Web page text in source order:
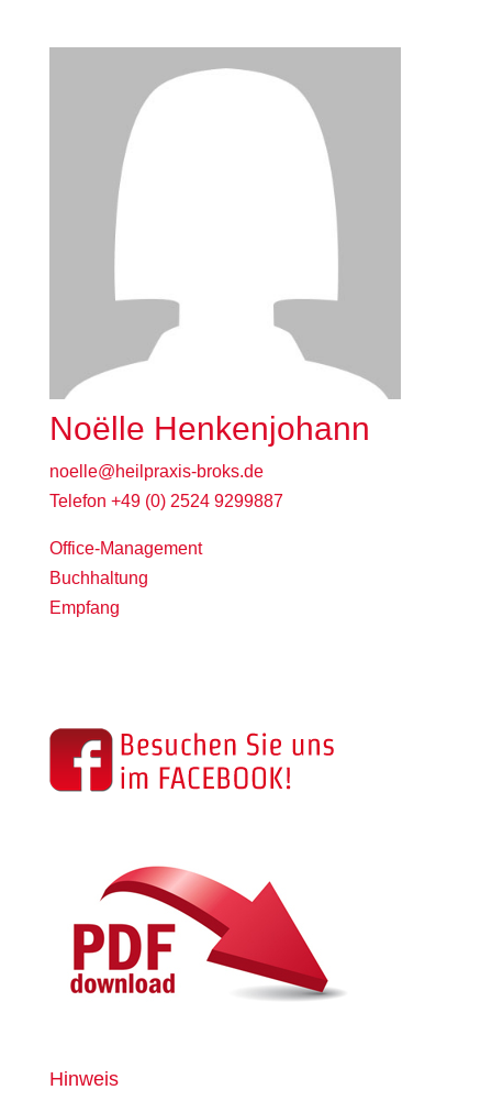
Noëlle Henkenjohann
noelle@heilpraxis-broks.de
Telefon +49 (0) 2524 9299887
Office-Management
Buchhaltung
Empfang
Hinweis